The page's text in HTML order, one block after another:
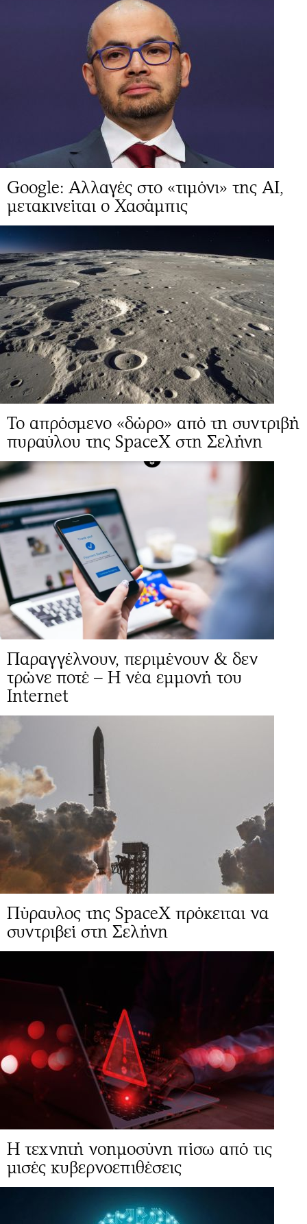
Google: Αλλαγές στo «τιμόνι» της ΑΙ,
μετακινείται ο Χασάμπις
Το απρόσμενο «δώρο» από τη συντριβή
πυραύλου της SpaceX στη Σελήνη
Παραγγέλνουν, περιμένουν & δεν
τρώνε ποτέ – Η νέα εμμονή του
Internet
Πύραυλος της SpaceX πρόκειται να
συντριβεί στη Σελήνη
Η τεχνητή νοημοσύνη πίσω από τις
μισές κυβερνοεπιθέσεις